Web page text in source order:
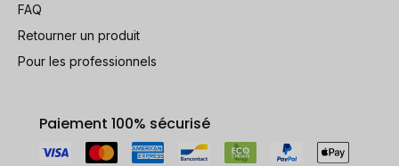
FAQ
Retourner un produit
Pour les professionnels
Paiement 100% sécurisé